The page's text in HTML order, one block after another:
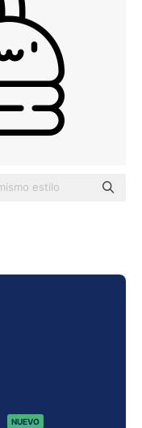
NUEVO